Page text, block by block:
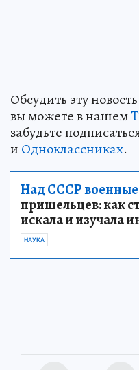
Обсудить эту
вы можете в нашем
забудьте
и Одноклассниках.
Над СССР военные
пришельцев: как
искала и изучала
НАУКА